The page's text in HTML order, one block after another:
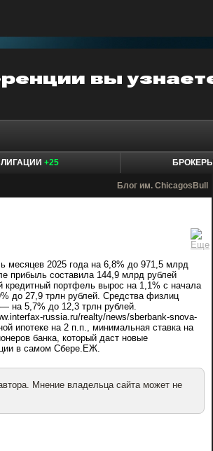
+25 БРОКЕРЫ
Блог им. ChicagosBull
месяцев 2025 года на 6,8% до 971,5 млрд
прибыль составила 144,9 млрд рублей
кредитный портфель вырос на 1,1% с начала
до 27,9 трлн рублей. Средства физлиц
на 5,7% до 12,3 трлн рублей.
russia.ru/realty/news/sberbank-snova-
ипотеке на 2 п.п., минимальная ставка на
банка, который даст новые
в самом Сбере.ЕЖ.
Мнение владельца сайта может не